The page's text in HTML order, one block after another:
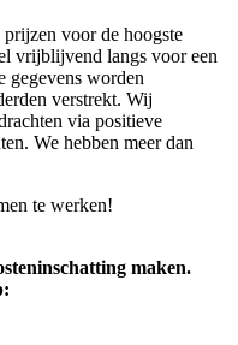
prijzen voor de hoogste
vrijblijvend langs voor een
gegevens worden
verstrekt. Wij
via positieve
We hebben meer dan
te werken!
maken.